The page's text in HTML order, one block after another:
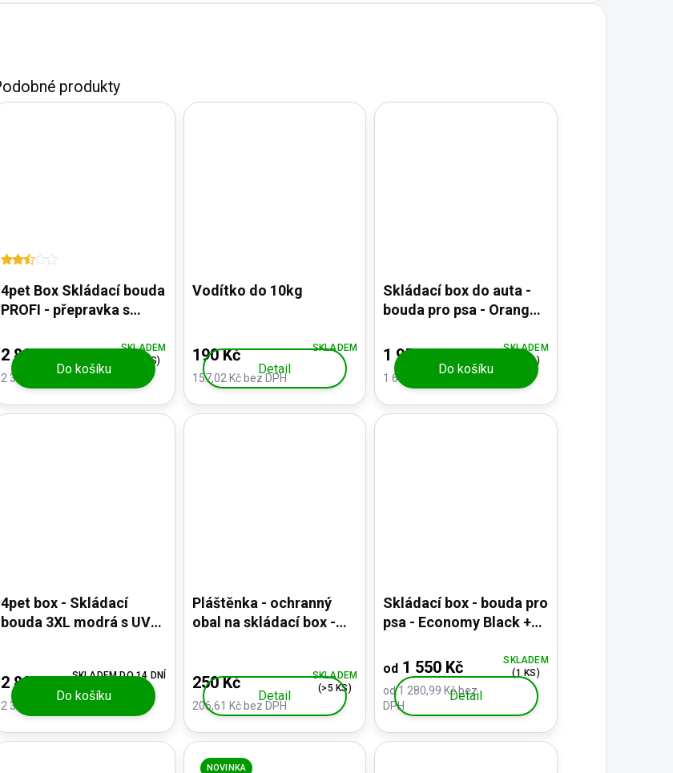
4pet Box Skládací bouda
PROFI - přepravka s
více místa
2 388,43 Kč bez DPH
2 890 Kč
SKLADEM
(>5 KS)
Do košíku
Vodítko do 10kg
157,02 Kč bez DPH
190 Kč SKLADEM
Detail
Skládací box do auta -
bouda pro psa - Orange
1 611,57 Kč bez DPH
1 950 Kč
SKLADEM
(2 KS)
Do košíku
4pet box - Skládací
bouda 3XL modrá s UV
2 314,05 Kč bez DPH
2 800 Kč SKLADEM DO 14 DNÍ
Do košíku
Pláštěnka - ochranný
obal na skládací box -
206,61 Kč bez DPH
250 Kč
SKLADEM
(>5 KS)
Detail
Skládací box - bouda pro
psa - Economy Black +
od 1 280,99 Kč bez
DPH
od 1 550 Kč
SKLADEM
(1 KS)
Detail
NOVINKA